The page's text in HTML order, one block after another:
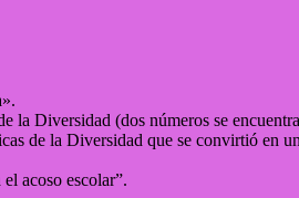
la Diversidad (dos números se
de la Diversidad que se convirtió en
acoso escolar”.